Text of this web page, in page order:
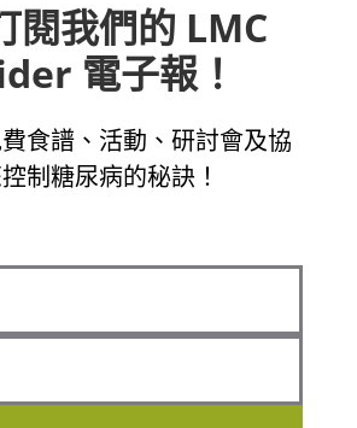
閱我們的 LMC
電子報！
食譜、活動、研討會及協
制糖尿病的秘訣！